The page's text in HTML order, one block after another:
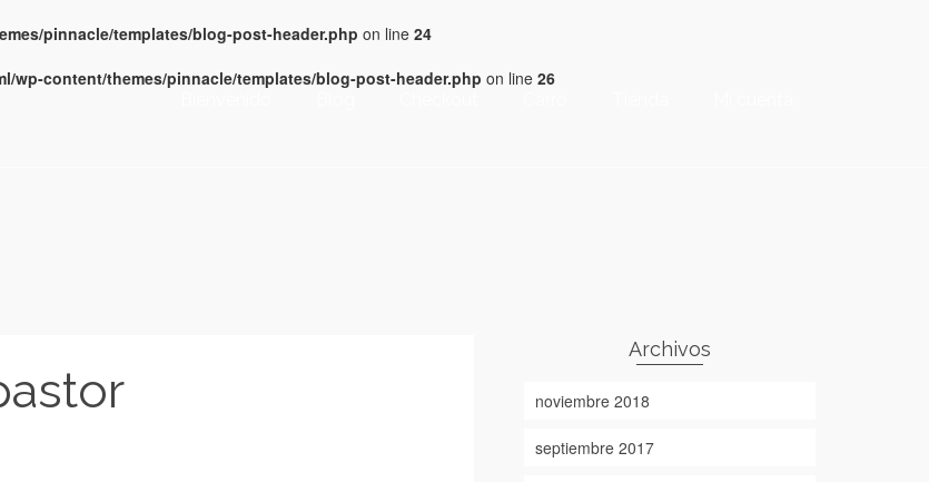
pinnacle/templates/blog-post-header.php on line 24
wp-content/themes/pinnacle/templates/blog-post-header.php on line 26
Archivos
noviembre 2018
septiembre 2017